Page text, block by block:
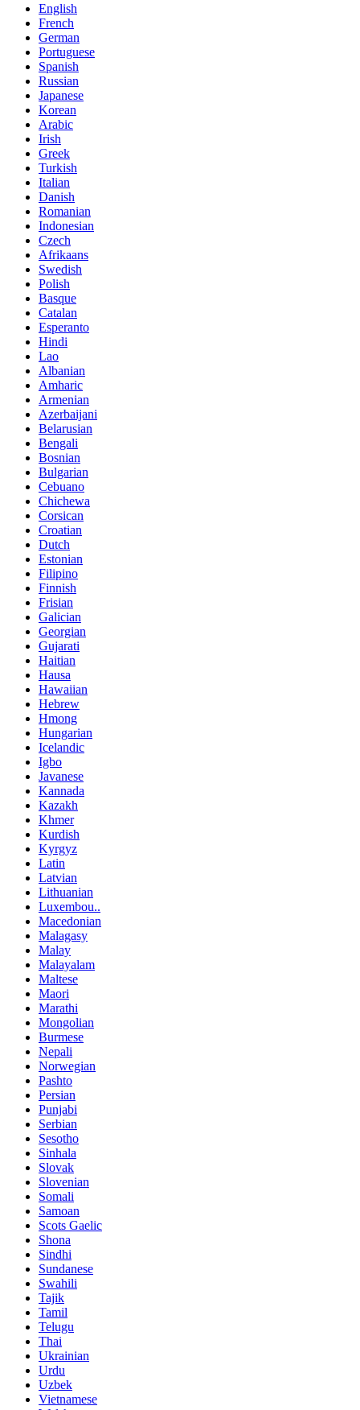
English
French
German
Portuguese
Spanish
Russian
Japanese
Korean
Arabic
Irish
Greek
Turkish
Italian
Danish
Romanian
Indonesian
Czech
Afrikaans
Swedish
Polish
Basque
Catalan
Esperanto
Hindi
Lao
Albanian
Amharic
Armenian
Azerbaijani
Belarusian
Bengali
Bosnian
Bulgarian
Cebuano
Chichewa
Corsican
Croatian
Dutch
Estonian
Filipino
Finnish
Frisian
Galician
Georgian
Gujarati
Haitian
Hausa
Hawaiian
Hebrew
Hmong
Hungarian
Icelandic
Igbo
Javanese
Kannada
Kazakh
Khmer
Kurdish
Kyrgyz
Latin
Latvian
Lithuanian
Luxembou..
Macedonian
Malagasy
Malay
Malayalam
Maltese
Maori
Marathi
Mongolian
Burmese
Nepali
Norwegian
Pashto
Persian
Punjabi
Serbian
Sesotho
Sinhala
Slovak
Slovenian
Somali
Samoan
Scots Gaelic
Shona
Sindhi
Sundanese
Swahili
Tajik
Tamil
Telugu
Thai
Ukrainian
Urdu
Uzbek
Vietnamese